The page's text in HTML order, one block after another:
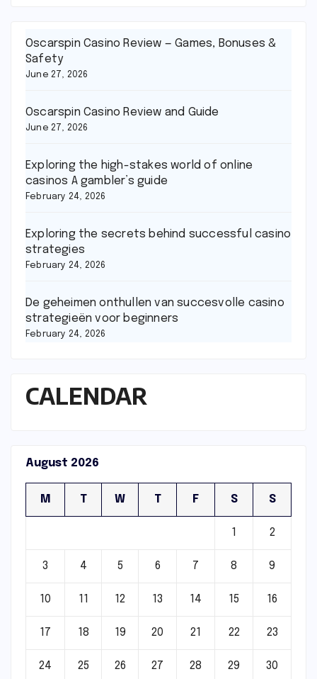
Oscarspin Casino Review — Games, Bonuses &
Safety
June 27, 2026
Oscarspin Casino Review and Guide
June 27, 2026
Exploring the high-stakes world of online
casinos A gambler’s guide
February 24, 2026
Exploring the secrets behind successful casino
strategies
February 24, 2026
De geheimen onthullen van succesvolle casino
strategieën voor beginners
February 24, 2026
CALENDAR
August 2026
M T W T F S S
1 2
3 4 5 6 7 8 9
10 11 12 13 14 15 16
17 18 19 20 21 22 23
24 25 26 27 28 29 30